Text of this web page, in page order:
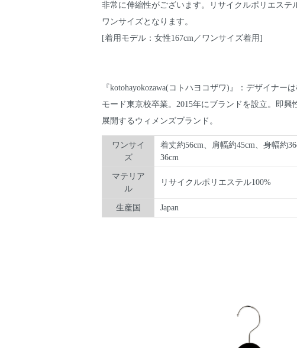
非常に伸縮性がございます。リサイクルポリエステ
ワンサイズとなります。
[着用モデル：女性167cm／ワンサイズ着用]
『kotohayokozawa(コトハヨコザワ)』：デザイナー
モード東京校卒業。2015年にブランドを設立。即興
展開するウィメンズブランド。
ワンサイ
ズ
着丈約56cm、肩幅約45cm、身幅約
36cm
マテリア
ル
リサイクルポリエステル100%
生産国 Japan